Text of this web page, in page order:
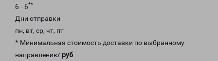
6 - 6**
Дни отправки
пн, вт, ср, чт, пт
* Минимальная стоимость доставки по выбранному
направлению: руб.